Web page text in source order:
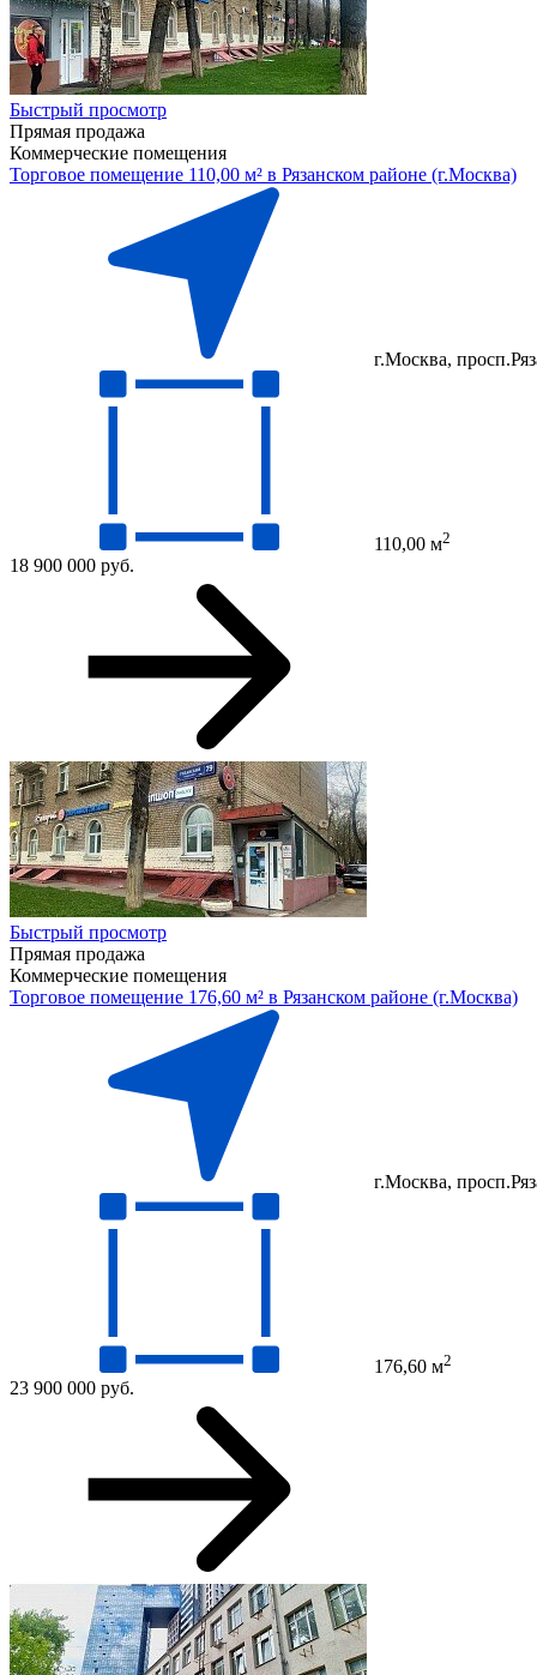
Быстрый просмотр
Прямая продажа
Коммерческие помещения
Торговое помещение 110,00 м² в Рязанском районе (г.Москва)
г.Москва,
110,00 м2
18 900 000 руб.
Быстрый просмотр
Прямая продажа
Коммерческие помещения
Торговое помещение 176,60 м² в Рязанском районе (г.Москва)
г.Москва,
176,60 м2
23 900 000 руб.